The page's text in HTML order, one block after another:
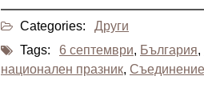
Categories:
Други
Tags:
6 септември, България,
национален празник,